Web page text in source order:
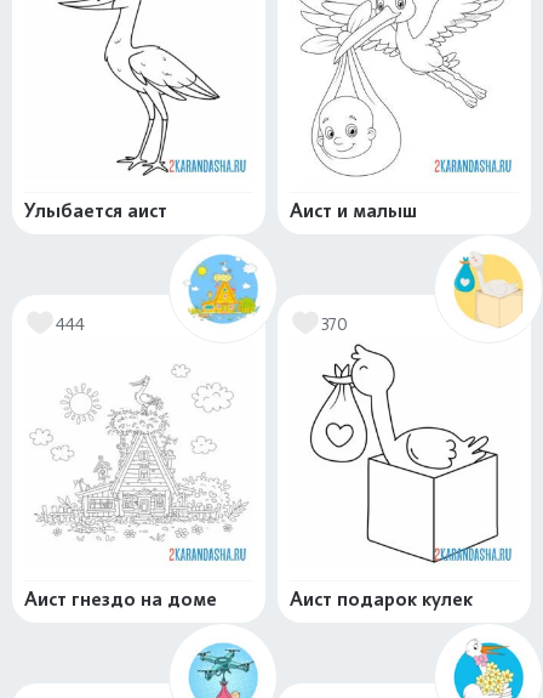
Улыбается аист Аист и малыш
444
Аист гнездо на доме
370
Аист подарок кулек